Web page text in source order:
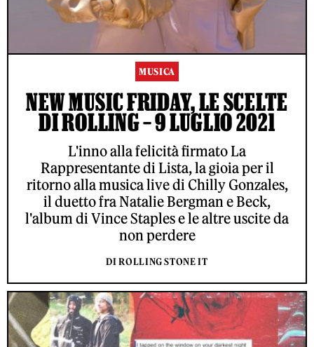
MUSICA
NEW MUSIC FRIDAY, LE SCELTE
DI ROLLING – 9 LUGLIO 2021
L'inno alla felicità firmato La
Rappresentante di Lista, la gioia per il
ritorno alla musica live di Chilly Gonzales,
il duetto fra Natalie Bergman e Beck,
l'album di Vince Staples e le altre uscite da
non perdere
DI ROLLING STONE IT